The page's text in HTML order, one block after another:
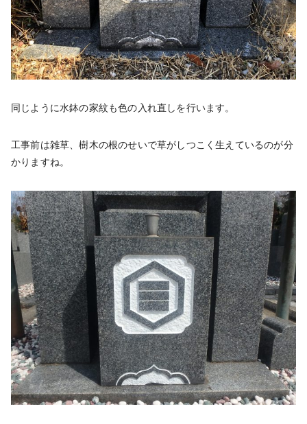
同じように水鉢の家紋も色の入れ直しを行います。
工事前は雑草、樹木の根のせいで草がしつこく生えているのが分
かりますね。